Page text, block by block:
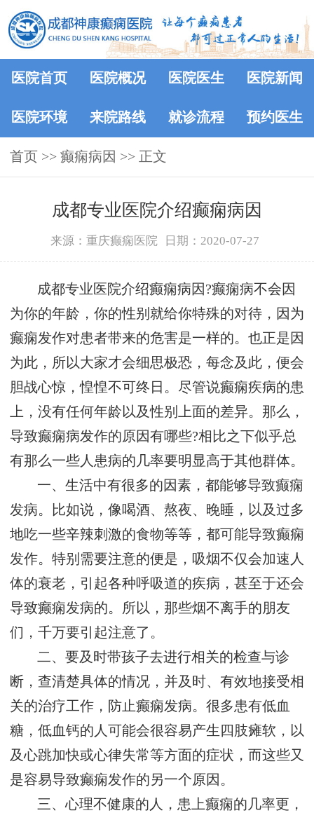
医院首页 医院概况 医院医生 医院新闻
医院环境 来院路线 就诊流程 预约医生
首页 >> 癫痫病因 >> 正文
成都专业医院介绍癫痫病因
来源：重庆癫痫医院 日期：2020-07-27
成都专业医院介绍癫痫病因?癫痫病不会因
为你的年龄，你的性别就给你特殊的对待，因为
癫痫发作对患者带来的危害是一样的。也正是因
为此，所以大家才会细思极恐，每念及此，便会
胆战心惊，惶惶不可终日。尽管说癫痫疾病的患
上，没有任何年龄以及性别上面的差异。那么，
导致癫痫病发作的原因有哪些?相比之下似乎总
有那么一些人患病的几率要明显高于其他群体。
一、生活中有很多的因素，都能够导致癫痫
发病。比如说，像喝酒、熬夜、晚睡，以及过多
地吃一些辛辣刺激的食物等等，都可能导致癫痫
发作。特别需要注意的便是，吸烟不仅会加速人
体的衰老，引起各种呼吸道的疾病，甚至于还会
导致癫痫发病的。所以，那些烟不离手的朋友
们，千万要引起注意了。
二、要及时带孩子去进行相关的检查与诊
断，查清楚具体的情况，并及时、有效地接受相
关的治疗工作，防止癫痫发病。很多患有低血
糖，低血钙的人可能会很容易产生四肢瘫软，以
及心跳加快或心律失常等方面的症状，而这些又
是容易导致癫痫发作的另一个原因。
三、心理不健康的人，患上癫痫的几率更，